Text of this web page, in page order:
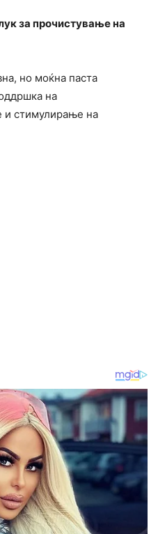
за прочистување на
но моќна паста
на
и стимулирање на